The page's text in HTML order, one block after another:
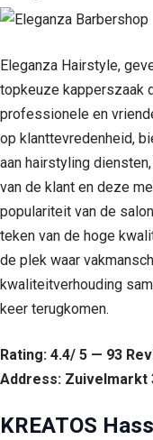
Eleganza Hairstyle,
topkeuze kapperszaak
professionele en
op klanttevredenheid,
aan hairstyling
van de klant en deze
populariteit van de
teken van de hoge
de plek waar
kwaliteitverhouding
keer terugkomen.
Rating: 4.4/ 5 — 93
Address: Zuivelmarkt
KREATOS